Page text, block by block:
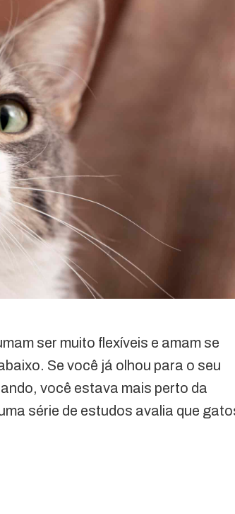
ser muito flexíveis e amam se
Se você já olhou para o seu
você estava mais perto da
série de estudos avalia que